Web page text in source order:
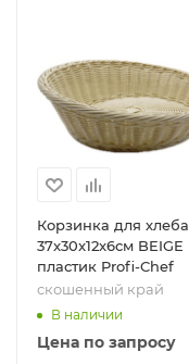
Корзинка для хлеба
37x30x12x6см BEIGE
пластик Profi-Chef
скошенный край
В наличии
Цена по запросу